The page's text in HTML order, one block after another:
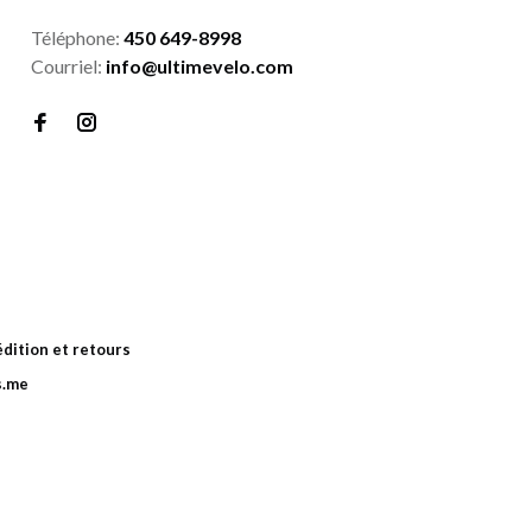
Téléphone: 450 649-8998
Courriel: info@ultimevelo.com
et retours